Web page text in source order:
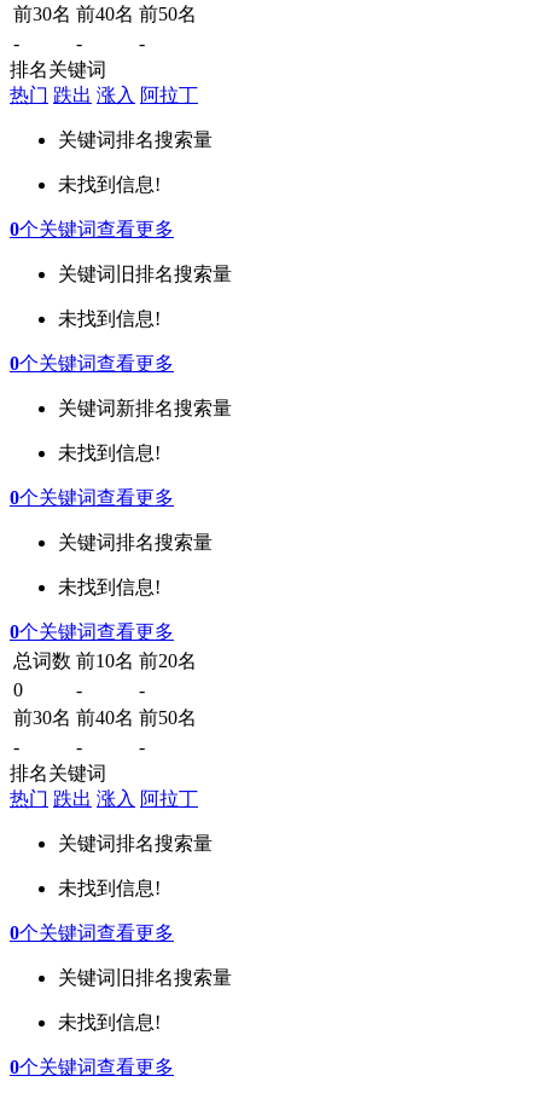
前30名 前40名 前50名
-
-
-
排名关键词
热门 跌出 涨入 阿拉丁
关键词排名搜索量
未找到信息!
0个关键词查看更多
关键词 旧排名搜索量
未找到信息!
0个关键词查看更多
关键词新排名搜索量
未找到信息!
0个关键词查看更多
关键词排名搜索量
未找到信息!
0个关键词查看更多
总词数 前10名 前20名
0
-
-
前30名 前40名 前50名
-
-
-
排名关键词
热门 跌出 涨入 阿拉丁
关键词排名搜索量
未找到信息!
0个关键词查看更多
关键词 旧排名搜索量
未找到信息!
0个关键词查看更多